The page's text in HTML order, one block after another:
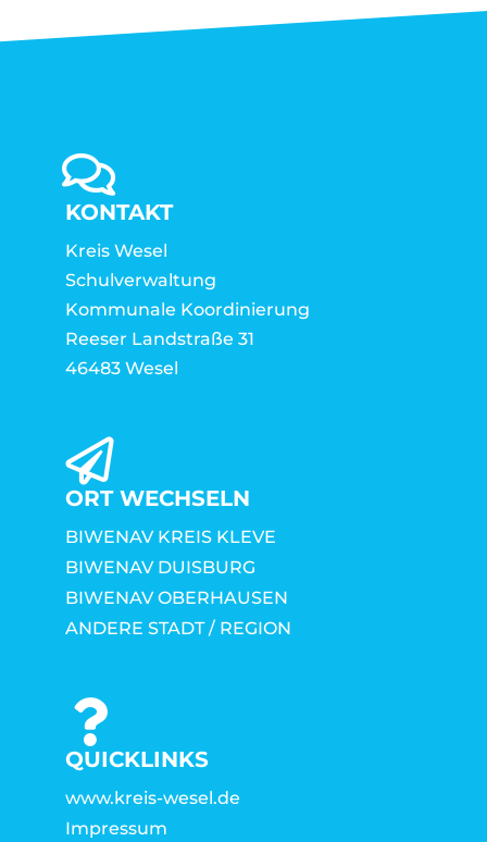
KONTAKT
Kreis Wesel
Schulverwaltung
Kommunale Koordinierung
Reeser Landstraße 31
46483 Wesel
ORT WECHSELN
BIWENAV KREIS KLEVE
BIWENAV DUISBURG
BIWENAV OBERHAUSEN
ANDERE STADT / REGION
QUICKLINKS
www.kreis-wesel.de
Impressum